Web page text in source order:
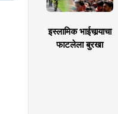
इस्लामिक भाईचार्‍याचा
फाटलेला बुरखा